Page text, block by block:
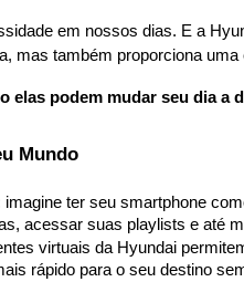
em nossos dias. E a
mas também proporciona
elas podem mudar seu dia a
Mundo
imagine ter seu smartphone
acessar suas playlists e até
virtuais da Hyundai
rápido para o seu destino